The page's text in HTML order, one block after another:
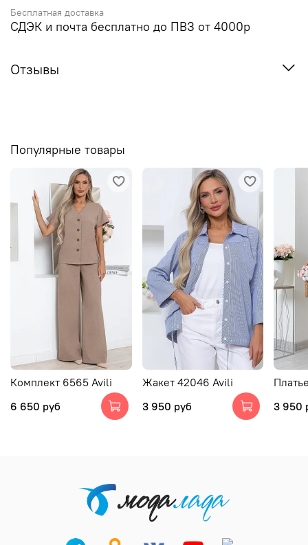
Бесплатная доставка
СДЭК и почта бесплатно до ПВЗ от 4000р
Отзывы
Популярные товары
Комплект 6565 Avili
6 650 руб
Жакет 42046 Avili
3 950 руб
3 950